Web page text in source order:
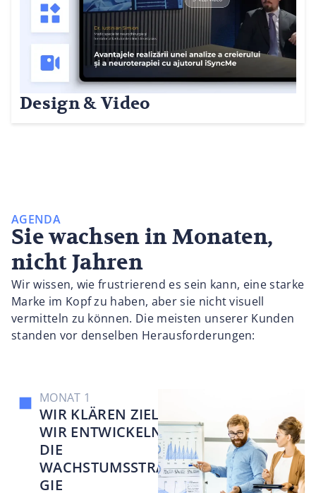
Design & Video
AGENDA
Sie wachsen in Monaten,
nicht Jahren
Wir wissen, wie frustrierend es sein kann, eine starke
Marke im Kopf zu haben, aber sie nicht visuell
vermitteln zu können. Die meisten unserer Kunden
standen vor denselben Herausforderungen:
MONAT 1
WIR KLÄREN ZIELE –
WIR ENTWICKELN
DIE
WACHSTUMSSTRATE
GIE